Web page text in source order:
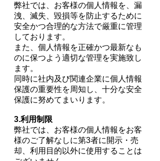
弊社では、お客様の個人情報を、漏
洩、滅失、毀損等を防止するために
安全かつ合理的な方法で厳重に管理
しております。
また、個人情報を正確かつ最新なも
のに保つよう適切な管理を実施致し
ます。
同時に社内及び関連企業に個人情報
保護の重要性を周知し、十分な安全
保護に努めてまいります。
3.利用制限
弊社では、お客様の個人情報をお客
様のご了解なしに第3者に開示・売
却、利用目的以外に使用することは